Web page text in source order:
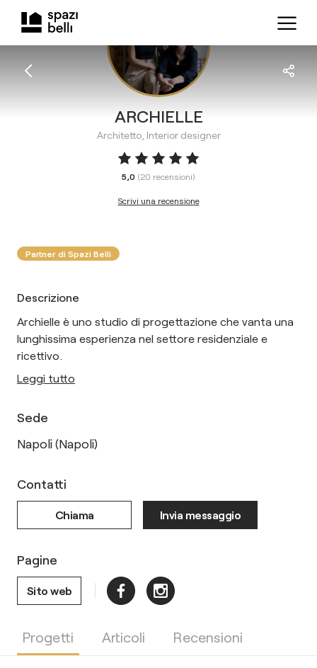
ARCHIELLE
Architetto, Interior designer
5,0 (20 recensioni)
Scrivi una recensione
Partner di Spazi Belli
Descrizione
Archielle è uno studio di progettazione che vanta una
lunghissima esperienza nel settore residenziale e
ricettivo.
Leggi tutto
Sede
Napoli (Napoli)
Pagine
Sito web
Contatti
Chiama Invia messaggio
Progetti Articoli Recensioni